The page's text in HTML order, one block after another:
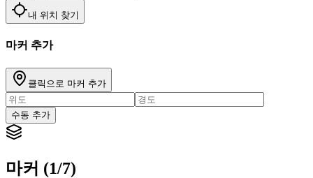
내 위치 찾기
마커 추가
클릭으로 마커 추가
수동 추가
마커 (1/7)